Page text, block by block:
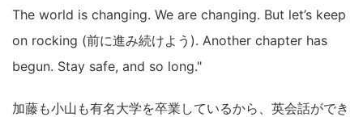
The world is changing. We are changing. But let’s keep
on rocking (前に進み続けよう). Another chapter has
begun. Stay safe, and so long."
加藤も小山も有名大学を卒業しているから、英会話ができ